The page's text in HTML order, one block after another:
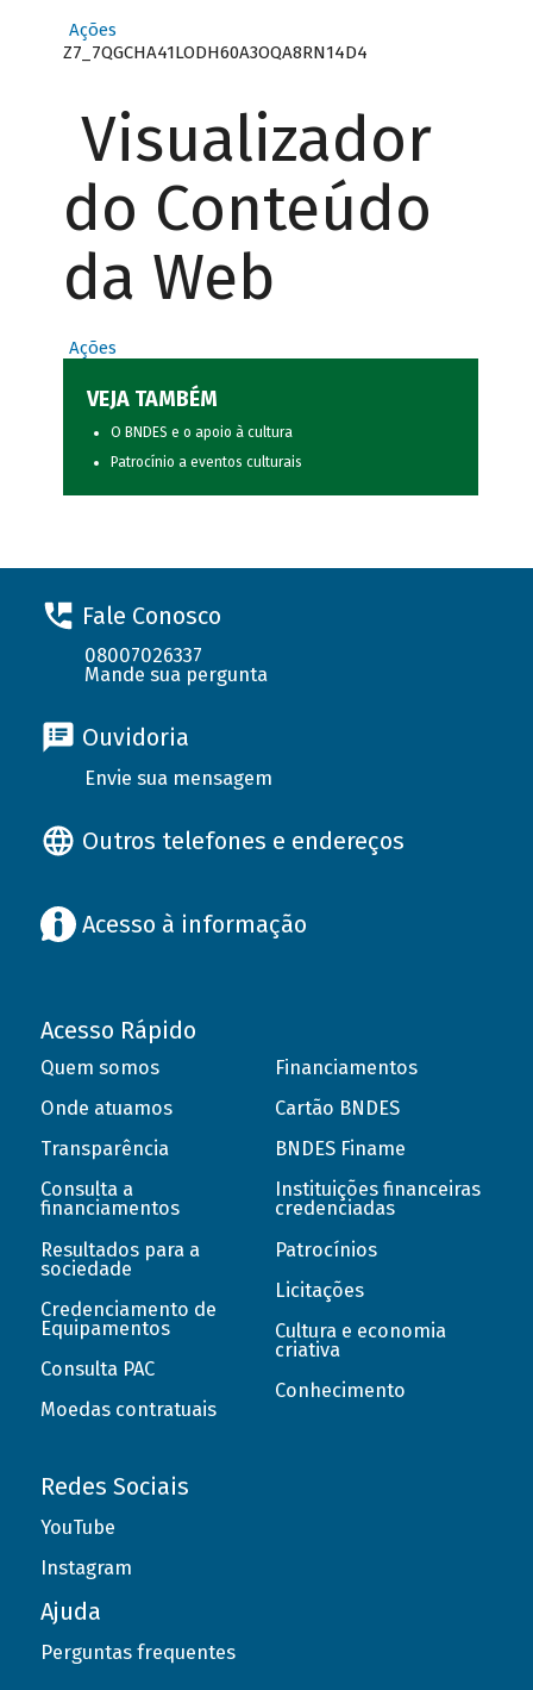
Ações
Z7_7QGCHA41LODH60A3OQA8RN14D4
Visualizador
do Conteúdo
da Web
Ações
VEJA TAMBÉM
O BNDES e o apoio à cultura
Patrocínio a eventos culturais
Fale Conosco
08007026337
Mande sua pergunta
Ouvidoria
Envie sua mensagem
Outros telefones e endereços
Acesso à informação
Acesso Rápido
Quem somos
Onde atuamos
Transparência
Consulta a
financiamentos
Resultados para a
sociedade
Credenciamento de
Equipamentos
Consulta PAC
Moedas contratuais
Financiamentos
Cartão BNDES
BNDES Finame
Instituições financeiras
credenciadas
Patrocínios
Licitações
Cultura e economia
criativa
Conhecimento
Redes Sociais
YouTube
Instagram
Ajuda
Perguntas frequentes